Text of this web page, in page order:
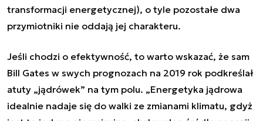
transformacji energetycznej), o tyle pozostałe dwa
przymiotniki nie oddają jej charakteru.
Jeśli chodzi o efektywność, to warto wskazać, że sam
Bill Gates w swych prognozach na 2019 rok podkreślał
atuty „jądrówek” na tym polu. „Energetyka jądrowa
idealnie nadaje się do walki ze zmianami klimatu, gdyż